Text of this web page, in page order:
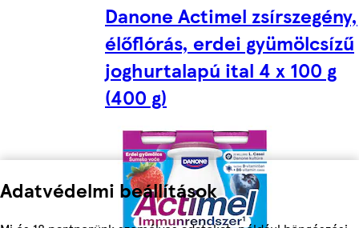
Adatvédelmi beállítások
Danone Actimel zsírszegény,
élőflórás, erdei gyümölcsízű
joghurtalapú ital 4 x 100 g
(400 g)